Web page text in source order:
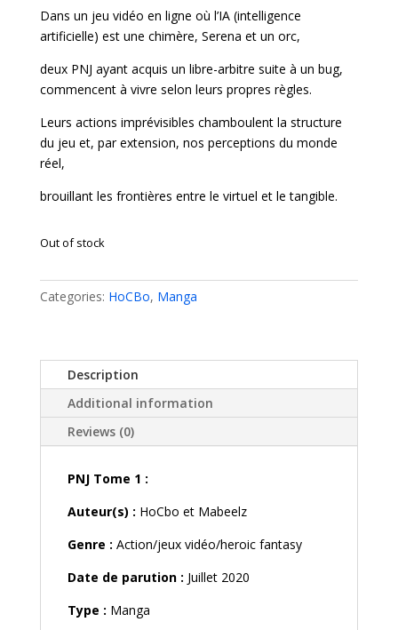
Dans un jeu vidéo en ligne où l’IA (intelligence
artificielle) est une chimère, Serena et un orc,
deux PNJ ayant acquis un libre-arbitre suite à un bug,
commencent à vivre selon leurs propres règles.
Leurs actions imprévisibles chamboulent la structure
du jeu et, par extension, nos perceptions du monde
réel,
brouillant les frontières entre le virtuel et le tangible.
Out of stock
Categories: HoCBo, Manga
Description
Additional information
Reviews (0)
PNJ Tome 1 :
Auteur(s) : HoCbo et Mabeelz
Genre : Action/jeux vidéo/heroic fantasy
Date de parution : Juillet 2020
Type : Manga